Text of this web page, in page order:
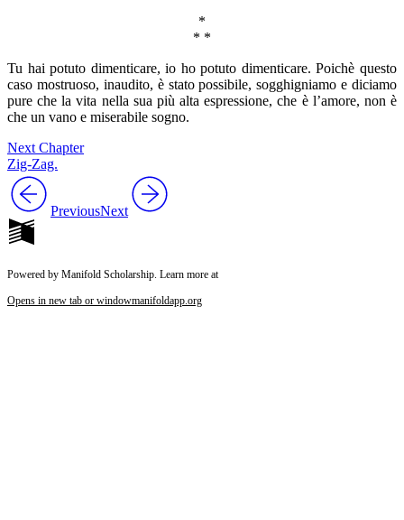
*
* *
Tu hai potuto dimenticare, io ho potuto dimenticare. Poichè questo
caso mostruoso, inaudito, è stato possibile, sogghigniamo e diciamo
pure che la vita nella sua più alta espressione, che è l’amore, non è
che un vano e miserabile sogno.
Next Chapter
Zig-Zag.
PreviousNext
Powered by Manifold Scholarship. Learn more at
Opens in new tab or windowmanifoldapp.org